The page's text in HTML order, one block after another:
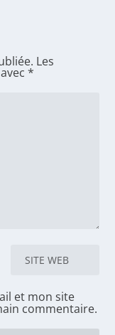
Les
*
et mon site
commentaire.